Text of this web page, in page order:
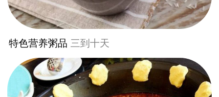
特色营养粥品 三到十天